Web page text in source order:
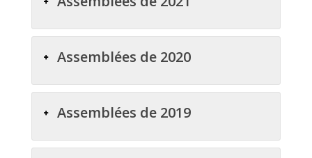
Assemblées de 2020
Assemblées de 2019